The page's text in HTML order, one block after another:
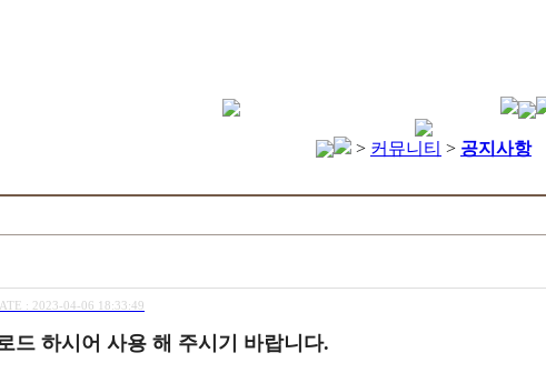
> 커뮤니티 > 공지사항
: 2023-04-06 18:33:49
드 하시어 사용 해 주시기 바랍니다.